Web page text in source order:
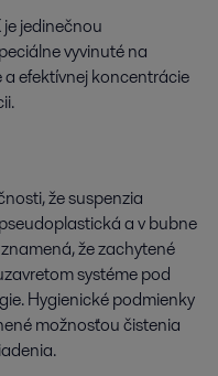
jedinečnou
vyvinuté na
efektívnej koncentrácie
že suspenzia
a v bubne
že zachytené
systéme pod
Hygienické podmienky
možnosťou čistenia